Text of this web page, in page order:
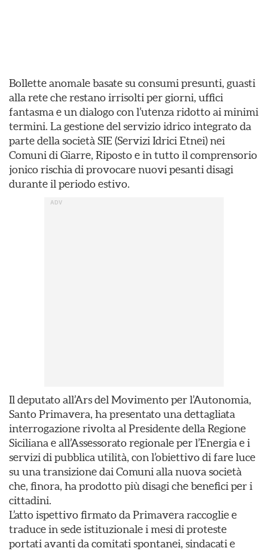
Bollette anomale basate su consumi presunti, guasti
alla rete che restano irrisolti per giorni, uffici
fantasma e un dialogo con l’utenza ridotto ai minimi
termini. La gestione del servizio idrico integrato da
parte della società SIE (Servizi Idrici Etnei) nei
Comuni di Giarre, Riposto e in tutto il comprensorio
jonico rischia di provocare nuovi pesanti disagi
durante il periodo estivo.
Il deputato all’Ars del Movimento per l’Autonomia,
Santo Primavera, ha presentato una dettagliata
interrogazione rivolta al Presidente della Regione
Siciliana e all’Assessorato regionale per l’Energia e i
servizi di pubblica utilità, con l’obiettivo di fare luce
su una transizione dai Comuni alla nuova società
che, finora, ha prodotto più disagi che benefici per i
cittadini.
L’atto ispettivo firmato da Primavera raccoglie e
traduce in sede istituzionale i mesi di proteste
portati avanti da comitati spontanei, sindacati e